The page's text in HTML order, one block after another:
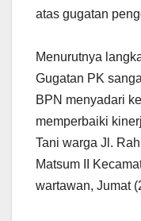
atas gugatan
Menurutnya
Gugatan PK
BPN menyadari
memperbaiki
Tani warga Jl.
Matsum II
wartawan, Jumat